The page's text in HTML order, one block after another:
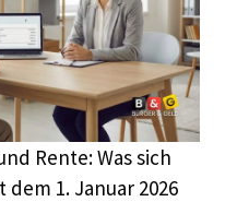
Rente: Was sich
1. Januar 2026